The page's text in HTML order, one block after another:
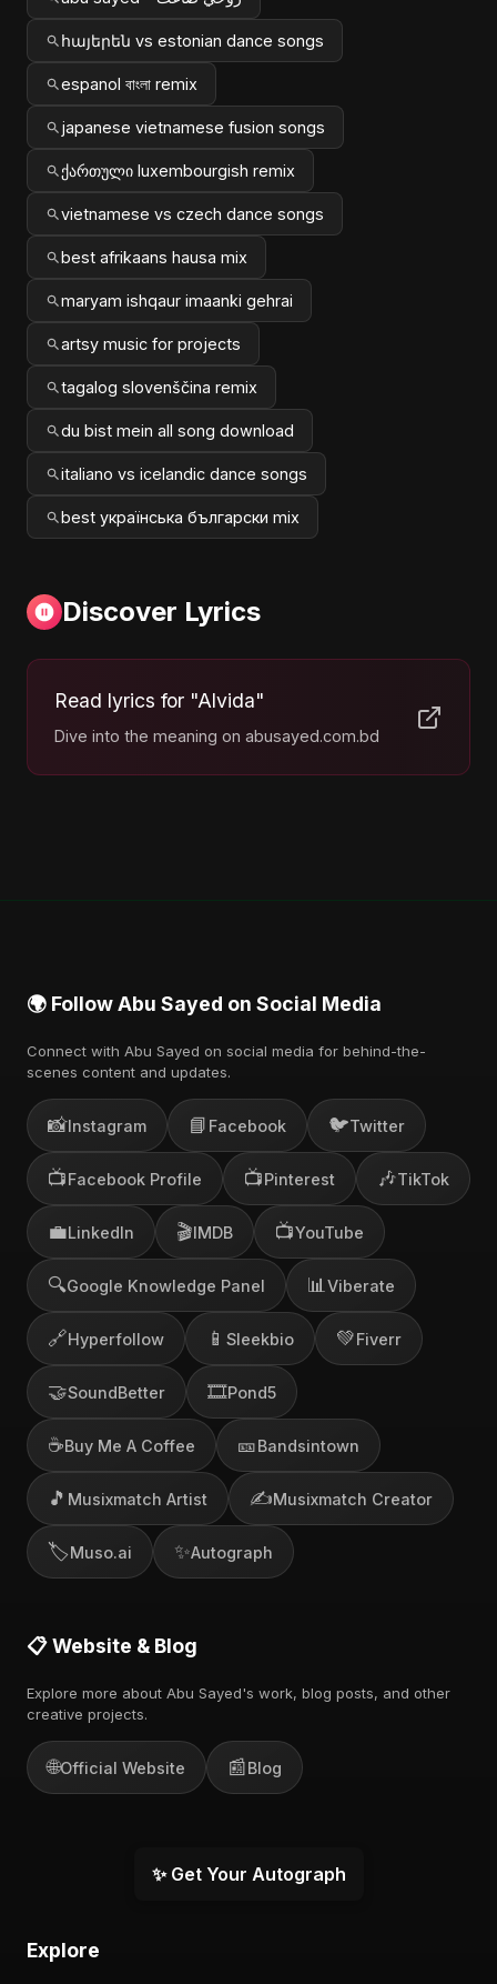
հայերեն vs estonian dance songs
espanol বাংলা remix
japanese vietnamese fusion songs
ქართული luxembourgish remix
vietnamese vs czech dance songs
best afrikaans hausa mix
maryam ishqaur imaanki gehrai
artsy music for projects
tagalog slovenščina remix
du bist mein all song download
italiano vs icelandic dance songs
best українська български mix
Discover Lyrics
Read lyrics for "Alvida"
Dive into the meaning on abusayed.com.bd
🌍 Follow Abu Sayed on Social Media
Connect with Abu Sayed on social media for behind-the-
scenes content and updates.
📸Instagram 📘 Facebook 🐦Twitter
📺Facebook Profile 📺Pinterest 🎶TikTok
💼LinkedIn 🎬IMDB 📺YouTube
🔍Google Knowledge Panel 📊 Viberate
🔗Hyperfollow 📱 Sleekbio 💚Fiverr
🤝SoundBetter 🎞️Pond5
☕Buy Me A Coffee 🎫Bandsintown
🎵 Musixmatch Artist ✍️Musixmatch Creator
🏷️Muso.ai ✨Autograph
📋 Website & Blog
Explore more about Abu Sayed's work, blog posts, and other
creative projects.
🌐Official Website 📰Blog
✨ Get Your Autograph
Explore